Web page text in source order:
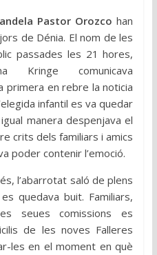
Pastor Orozco han
de Dénia. El nom de les
passades les 21 hores,
Kringe comunicava
primera en rebre la noticia
infantil es va quedar
manera despenjava el
crits dels familiars i amics
poder contenir l’emoció.
l’abarrotat saló de plens
quedava buit. Familiars,
seues comissions es
de les noves Falleres
les en el moment en què